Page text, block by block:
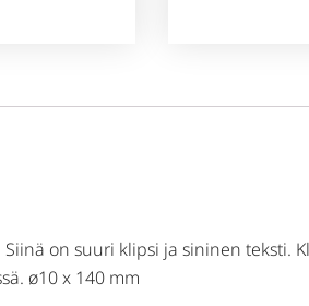
on suuri klipsi ja sininen teksti.
ø10 x 140 mm